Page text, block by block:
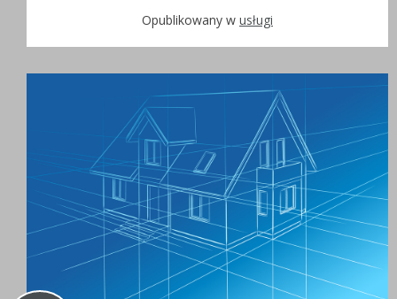
Opublikowany w usługi